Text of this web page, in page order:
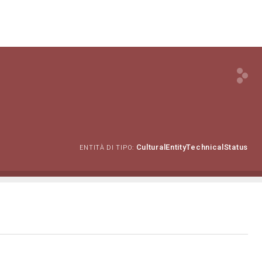
ENTITÀ DI TIPO: CulturalEntityTechnicalStatus